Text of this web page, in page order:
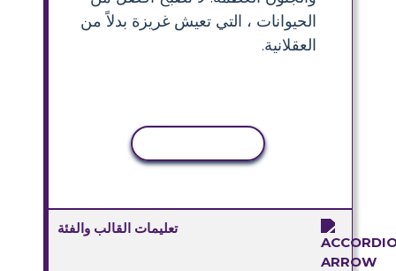
الحيوانات ، التي تعيش غريزة بدلاً من
العقلانية.
تعليمات القالب والفئة